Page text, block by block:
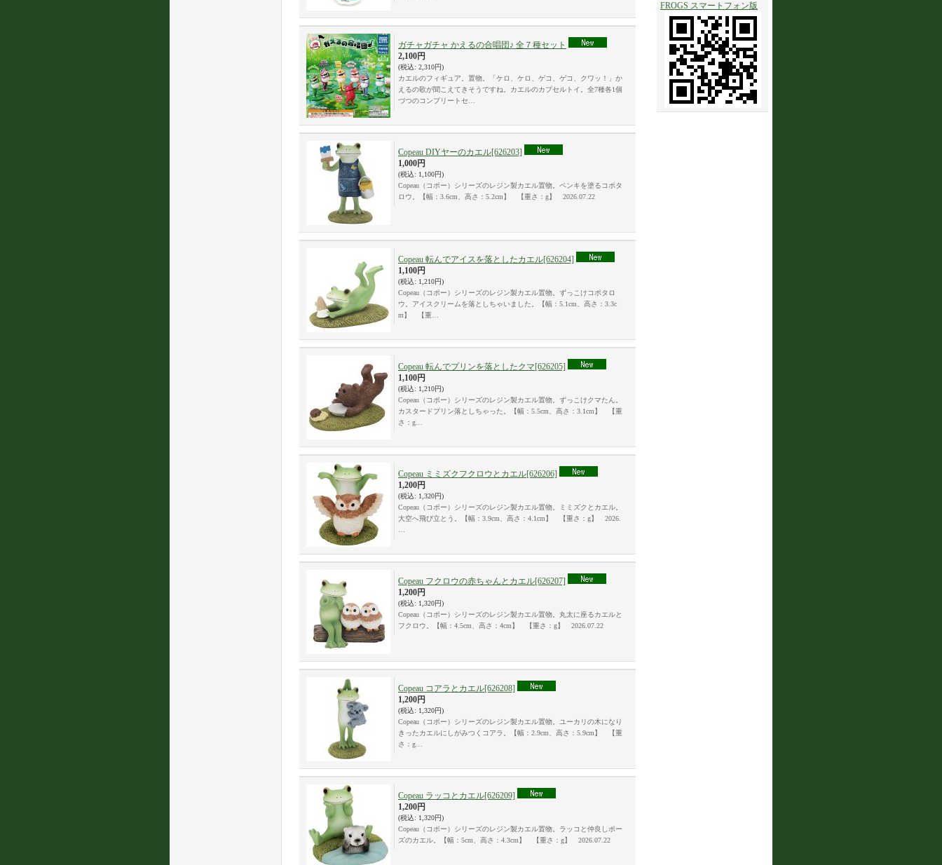
ガチャガチャ かえるの合唱団♪ 全７種セット
2,100円
(税込: 2,310円)
カエルのフィギュア。置物。「ケロ、ケロ、ゲコ、ゲコ、クワッ！」か
えるの歌が聞こえてきそうですね。カエルのカプセルトイ。全7種各1個
づつのコンプリートセ…
Copeau DIYヤーのカエル[626203]
1,000円
(税込: 1,100円)
Copeau（コポー）シリーズのレジン製カエル置物。ペンキを塗るコポタ
ロウ。【幅：3.6cm、高さ：5.2cm】 【重さ：g】 2026.07.22
Copeau 転んでアイスを落としたカエル[626204]
1,100円
(税込: 1,210円)
Copeau（コポー）シリーズのレジン製カエル置物。ずっこけコポタロ
ウ。アイスクリームを落としちゃいました。【幅：5.1cm、高さ：3.3c
m】 【重…
Copeau 転んでプリンを落としたクマ[626205]
1,100円
(税込: 1,210円)
Copeau（コポー）シリーズのレジン製カエル置物。ずっこけクマたん。
カスタードプリン落としちゃった。【幅：5.5cm、高さ：3.1cm】 【重
さ：g…
Copeau ミミズクフクロウとカエル[626206]
1,200円
(税込: 1,320円)
Copeau（コポー）シリーズのレジン製カエル置物。ミミズクとカエル。
大空へ飛び立とう。【幅：3.9cm、高さ：4.1cm】 【重さ：g】 2026.
Copeau フクロウの赤ちゃんとカエル[626207]
1,200円
(税込: 1,320円)
Copeau（コポー）シリーズのレジン製カエル置物。丸太に座るカエルと
フクロウ。【幅：4.5cm、高さ：4cm】 【重さ：g】 2026.07.22
Copeau コアラとカエル[626208]
1,200円
(税込: 1,320円)
Copeau（コポー）シリーズのレジン製カエル置物。ユーカリの木になり
きったカエルにしがみつくコアラ。【幅：2.9cm、高さ：5.9cm】 【重
さ：g…
Copeau ラッコとカエル[626209]
1,200円
(税込: 1,320円)
Copeau（コポー）シリーズのレジン製カエル置物。ラッコと仲良しポー
ズのカエル。【幅：5cm、高さ：4.3cm】 【重さ：g】 2026.07.22
FROGS スマートフォン版